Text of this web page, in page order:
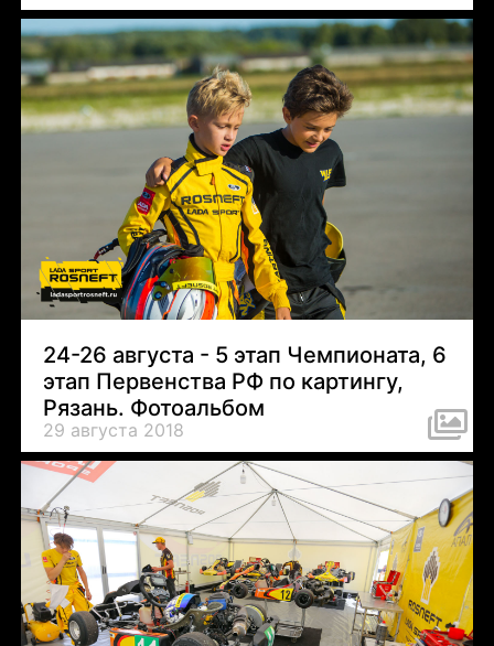
24-26 августа - 5 этап Чемпионата, 6
этап Первенства РФ по картингу,
Рязань. Фотоальбом
29 августа 2018